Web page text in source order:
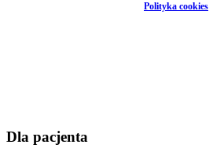
Polityka cookies
Dla pacjenta